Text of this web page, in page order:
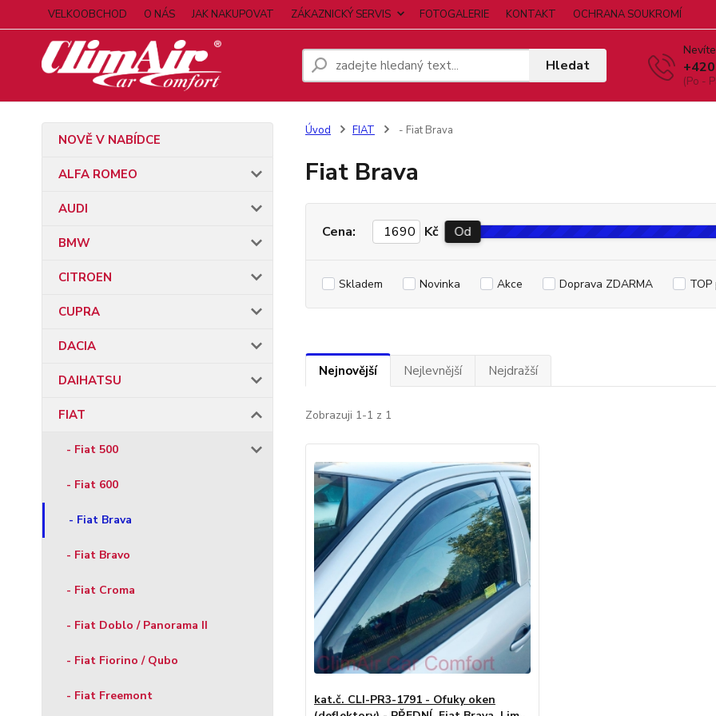
VELKOOBCHOD O NÁS JAK NAKUPOVAT ZÁKAZNICKÝ SERVIS FOTOGALERIE KONTAKT OCHRANA SOUKROMÍ
Hledat
(Po -
NOVĚ V NABÍDCE
ALFA ROMEO
AUDI
BMW
CITROEN
CUPRA
DACIA
DAIHATSU
FIAT
- Fiat 500
- Fiat 600
- Fiat Brava
- Fiat Bravo
- Fiat Croma
- Fiat Doblo / Panorama II
- Fiat Fiorino / Qubo
- Fiat Freemont
Úvod FIAT - Fiat Brava
Fiat Brava
Cena: Kč Od
Skladem Novinka Akce Doprava ZDARMA
Nejnovější Nejlevnější Nejdražší
Zobrazuji 1-1 z 1
kat.č. CLI-PR3-1791 - Ofuky oken